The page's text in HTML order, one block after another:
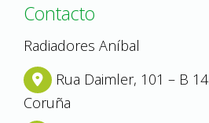
Contacto
Radiadores Aníbal
Rua Daimler, 101 – B 14
Coruña